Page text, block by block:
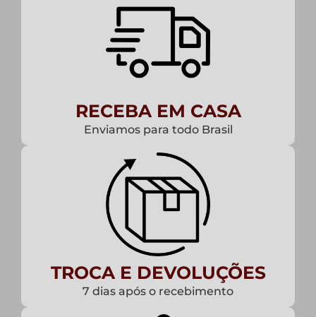
RECEBA EM CASA
Enviamos para todo Brasil
TROCA E DEVOLUÇÕES
7 dias após o recebimento